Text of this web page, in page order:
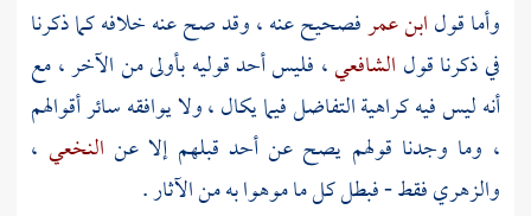
وأما قولابن عمرفصحيح عنه ، وقد صح عنه خلافه كما ذكرنا
في ذكرنا قول الشافعي، فليس أحد قوليه بأولى من الآخر ، مع
أنه ليس فيه كراهية التفاضل فيما يكال ، ولا يوافقه سائر أقوالهم
، وما وجدنا قولهم يصح عن أحد قبلهم إلا عن النخعي ،
والزهريفقط - فبطل كل ما موهوا به من الآثار .